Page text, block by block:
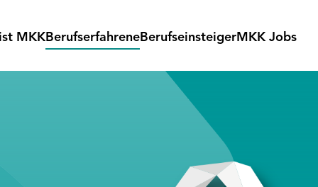
MKKBerufserfahreneBerufseinsteigerMKK Jobs